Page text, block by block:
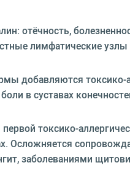
отёчность,
лимфатические узлы
добавляются токсико-
в суставах
токсико-
Осложняется
заболеваниями